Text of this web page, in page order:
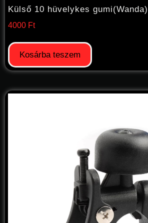
Külső 10 hüvelykes gumi(Wanda)
4000 Ft
Kosárba teszem